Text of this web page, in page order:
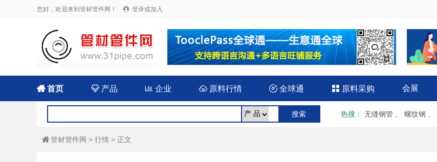
您好，欢迎来到管材管件网！  登录或加入
首页 产品  企业 原料行情  全球通  原料采购 会展
热搜 ： 无缝钢管 螺纹钢
 管材管件网 > 行情 > 正文